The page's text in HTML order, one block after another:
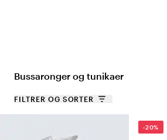
Bussaronger og tunikaer
FILTRER OG SORTER
-20%